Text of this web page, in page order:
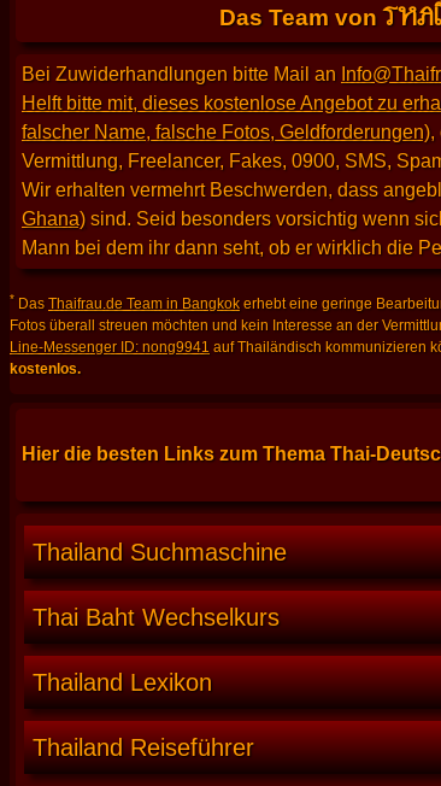
Das Team von
Bei Zuwiderhandlungen bitte Mail an
Helft bitte mit, dieses kostenlose Angebot zu
falscher Name, falsche Fotos, Geldforderungen),
Vermittlung, Freelancer, Fakes, 0900, SMS,
Wir erhalten vermehrt Beschwerden, dass
Ghana)sind. Seid besonders vorsichtig wenn
Mann bei dem ihr dann seht, ob er wirklich die
* Das Thaifrau.de Team in Bangkok erhebt eine geringe
Fotos überall streuen möchten und kein Interesse an der
Line-Messenger ID: nong9941 auf Thailändisch kommunizieren
kostenlos.
Hier die besten Links zum Thema Thai-
Thailand Suchmaschine
Thai Baht Wechselkurs
Thailand Lexikon
Thailand Reiseführer